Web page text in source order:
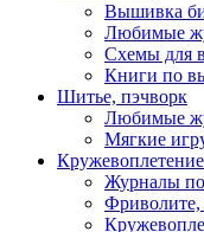
Вышивка
Любимые
Схемы для
Книги по
Шитье, пэчворк
Любимые
Мягкие
Кружевоплетение
Журналы